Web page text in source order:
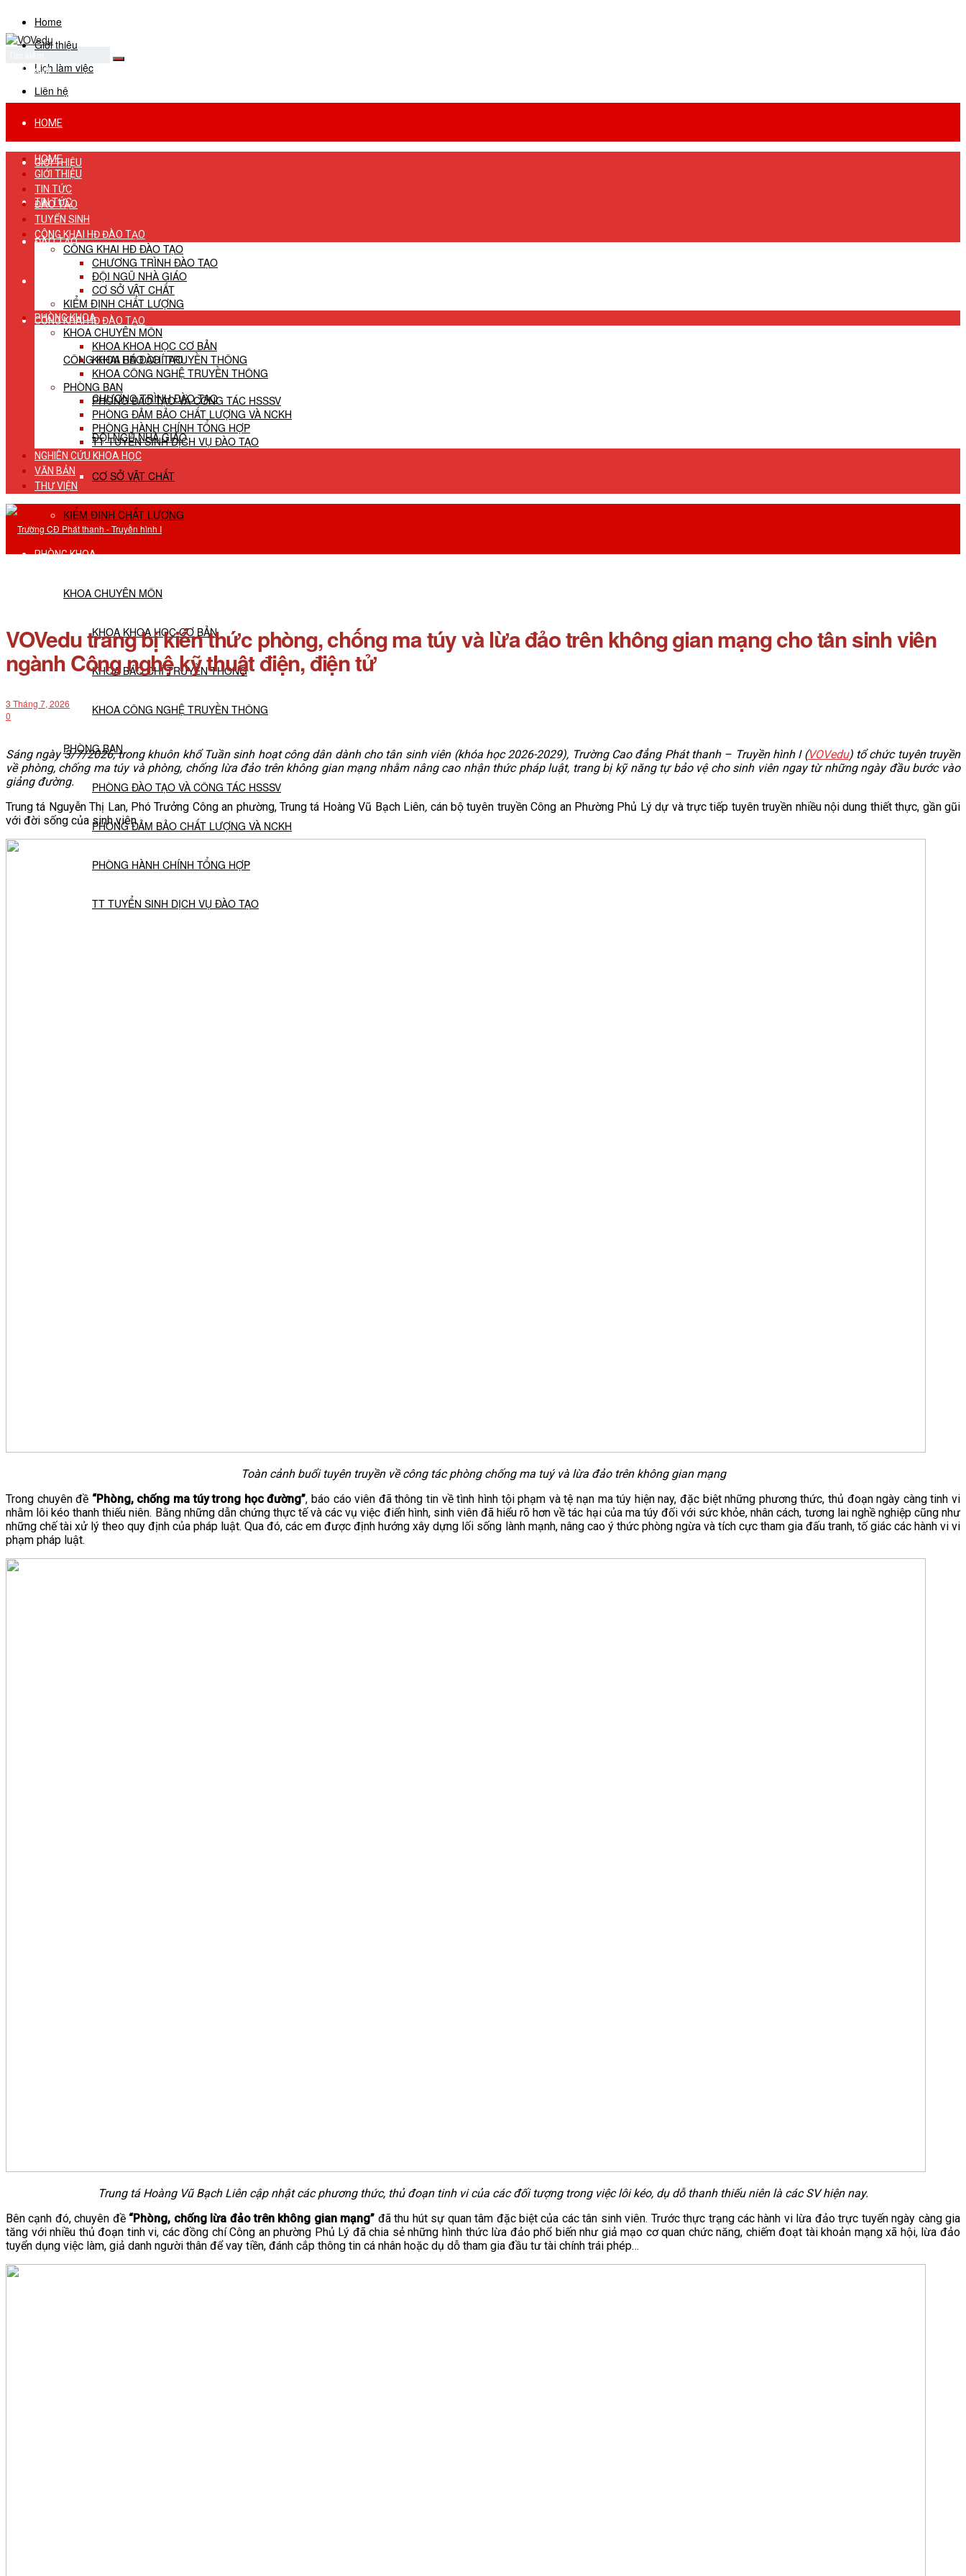
Home
Giới thiệu
Lịch làm việc
Liên hệ
No Result
View All Result
HOME
GIỚI THIỆU
TIN TỨC
ĐÀO TẠO
TUYỂN SINH
CÔNG KHAI HĐ ĐÀO TẠO
CÔNG KHAI HĐ ĐÀO TẠO
CHƯƠNG TRÌNH ĐÀO TẠO
ĐỘI NGŨ NHÀ GIÁO
CƠ SỞ VẬT CHẤT
KIỂM ĐỊNH CHẤT LƯỢNG
PHÒNG KHOA
KHOA CHUYÊN MÔN
KHOA KHOA HỌC CƠ BẢN
KHOA BÁO CHÍ TRUYỀN THÔNG
KHOA CÔNG NGHỆ TRUYỀN THÔNG
PHÒNG BAN
PHÒNG ĐÀO TẠO VÀ CÔNG TÁC HSSSV
PHÒNG ĐẢM BẢO CHẤT LƯỢNG VÀ NCKH
PHÒNG HÀNH CHÍNH TỔNG HỢP
TT TUYỂN SINH DỊCH VỤ ĐÀO TẠO
HOME
GIỚI THIỆU
TIN TỨC
ĐÀO TẠO
TUYỂN SINH
CÔNG KHAI HĐ ĐÀO TẠO
CÔNG KHAI HĐ ĐÀO TẠO
CHƯƠNG TRÌNH ĐÀO TẠO
ĐỘI NGŨ NHÀ GIÁO
CƠ SỞ VẬT CHẤT
KIỂM ĐỊNH CHẤT LƯỢNG
PHÒNG KHOA
KHOA CHUYÊN MÔN
KHOA KHOA HỌC CƠ BẢN
KHOA BÁO CHÍ TRUYỀN THÔNG
KHOA CÔNG NGHỆ TRUYỀN THÔNG
PHÒNG BAN
PHÒNG ĐÀO TẠO VÀ CÔNG TÁC HSSSV
PHÒNG ĐẢM BẢO CHẤT LƯỢNG VÀ NCKH
PHÒNG HÀNH CHÍNH TỔNG HỢP
TT TUYỂN SINH DỊCH VỤ ĐÀO TẠO
NGHIÊN CỨU KHOA HỌC
VĂN BẢN
THƯ VIỆN
VOVedu trang bị kiến thức phòng, chống ma túy và lừa đảo trên không gian mạng cho tân sinh viên
ngành Công nghệ kỹ thuật điện, điện tử
3 Tháng 7, 2026
0
Sáng ngày 3/7/2026, trong khuôn khổ Tuần sinh hoạt công dân dành cho tân sinh viên (khóa học 2026-2029), Trường Cao đẳng Phát thanh – Truyền hình I (VOVedu) tổ chức tuyên truyền
về phòng, chống ma túy và phòng, chống lừa đảo trên không gian mạng nhằm nâng cao nhận thức pháp luật, trang bị kỹ năng tự bảo vệ cho sinh viên ngay từ những ngày đầu bước vào
giảng đường.
Trung tá Nguyễn Thị Lan, Phó Trưởng Công an phường, Trung tá Hoàng Vũ Bạch Liên, cán bộ tuyên truyền Công an Phường Phủ Lý dự và trực tiếp tuyên truyền nhiều nội dung thiết thực, gần gũi
với đời sống của sinh viên.
Toàn cảnh buổi tuyên truyền về công tác phòng chống ma tuý và lừa đảo trên không gian mạng
Trong chuyên đề “Phòng, chống ma túy trong học đường”, báo cáo viên đã thông tin về tình hình tội phạm và tệ nạn ma túy hiện nay, đặc biệt những phương thức, thủ đoạn ngày càng tinh vi
nhằm lôi kéo thanh thiếu niên. Bằng những dẫn chứng thực tế và các vụ việc điển hình, sinh viên đã hiểu rõ hơn về tác hại của ma túy đối với sức khỏe, nhân cách, tương lai nghề nghiệp cũng như
những chế tài xử lý theo quy định của pháp luật. Qua đó, các em được định hướng xây dựng lối sống lành mạnh, nâng cao ý thức phòng ngừa và tích cực tham gia đấu tranh, tố giác các hành vi vi
phạm pháp luật.
Trung tá Hoàng Vũ Bạch Liên cập nhật các phương thức, thủ đoạn tinh vi của các đối tượng trong việc lôi kéo, dụ dỗ thanh thiếu niên là các SV hiện nay.
Bên cạnh đó, chuyên đề “Phòng, chống lừa đảo trên không gian mạng” đã thu hút sự quan tâm đặc biệt của các tân sinh viên. Trước thực trạng các hành vi lừa đảo trực tuyến ngày càng gia
tăng với nhiều thủ đoạn tinh vi, các đồng chí Công an phường Phủ Lý đã chia sẻ những hình thức lừa đảo phổ biến như giả mạo cơ quan chức năng, chiếm đoạt tài khoản mạng xã hội, lừa đảo
tuyển dụng việc làm, giả danh người thân để vay tiền, đánh cắp thông tin cá nhân hoặc dụ dỗ tham gia đầu tư tài chính trái phép…